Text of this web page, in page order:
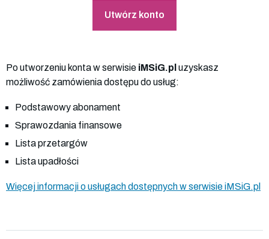
Utwórz konto
Po utworzeniu konta w serwisie iMSiG.pl uzyskasz
możliwość zamówienia dostępu do usług:
Podstawowy abonament
Sprawozdania finansowe
Lista przetargów
Lista upadłości
Więcej informacji o usługach dostępnych w serwisie iMSiG.pl